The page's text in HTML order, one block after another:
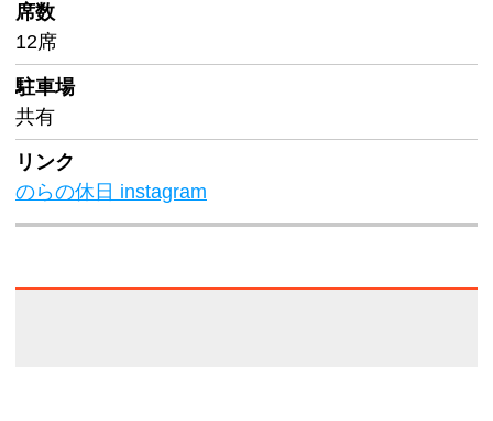
席数
12席
駐車場
共有
リンク
のらの休日 instagram